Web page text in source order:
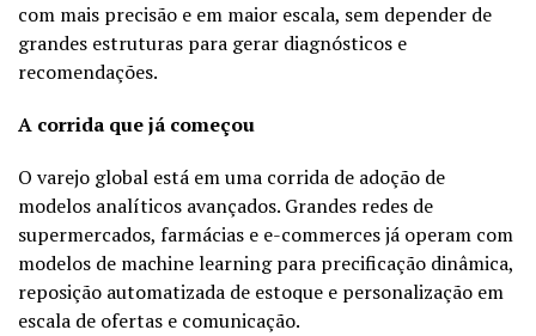
com mais precisão e em maior escala, sem depender de
grandes estruturas para gerar diagnósticos e
recomendações.
A corrida que já começou
O varejo global está em uma corrida de adoção de
modelos analíticos avançados. Grandes redes de
supermercados, farmácias e e-commerces já operam com
modelos de machine learning para precificação dinâmica,
reposição automatizada de estoque e personalização em
escala de ofertas e comunicação.